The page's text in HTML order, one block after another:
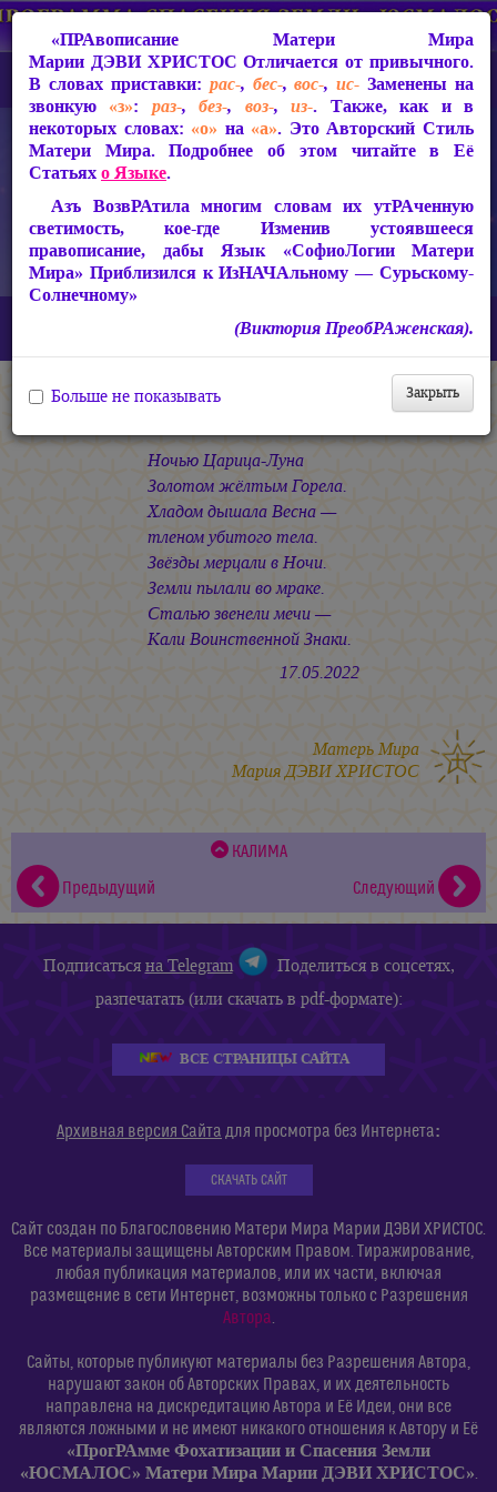
СакРАльная Поэзия Матери Мира
КАЛИМА АРМАГЕДДОН
АРМАГЕДДОН
Ночью Царица-Луна
Золотом жёлтым Горела.
Хладом дышала Весна —
тленом убитого тела.
Звёзды мерцали в Ночи.
Земли пылали во мраке.
Сталью звенели мечи —
Кали Воинственной Знаки.
17.05.2022
Матерь Мира
Мария ДЭВИ ХРИСТОС
КАЛИМА
Предыдущий
Следующий
«ПРАвописание Матери Мира
Марии ДЭВИ ХРИСТОС Отличается от привычного.
В словах приставки: рас-, бес-,вос-,ис- Заменены на
звонкую «з»: раз-,без-, воз-,из-. Также, как и в
некоторых словах: «о» на «а». Это Авторский Стиль
Матери Мира. Подробнее об этом читайте в Её
Статьяхо Языке.
Азъ ВозвРАтила многим словам их утРАченную
светимость, кое-где Изменив устоявшееся
правописание, дабы Язык «СофиоЛогии Матери
Мира» Приблизился к ИзНАЧАльному — Сурьскому-
Солнечному»
(Виктория ПреобРАженская).
Закрыть
Больше не показывать
Подписатьсяна Telegram
Поделиться в соцсетях,
разпечатать (или скачать в pdf-формате):
ВСЕ СТРАНИЦЫ САЙТА
Архивная версия Сайта для просмотра без Интернета:
СКАЧАТЬ САЙТ
Сайт создан по Благословению Матери Мира Марии ДЭВИ ХРИСТОС.
Все материалы защищены Авторским Правом. Тиражирование,
любая публикация материалов, или их части, включая
размещение в сети Интернет, возможны только с Разрешения
Автора.
Сайты, которые публикуют материалы без Разрешения Автора,
нарушают закон об Авторских Правах, и их деятельность
направлена на дискредитацию Автора и Её Идеи, они все
являются ложными и не имеют никакого отношения к Автору и Её
«ПрогРАмме Фохатизации и Спасения Земли
«ЮСМАЛОС» Матери Мира Марии ДЭВИ ХРИСТОС».